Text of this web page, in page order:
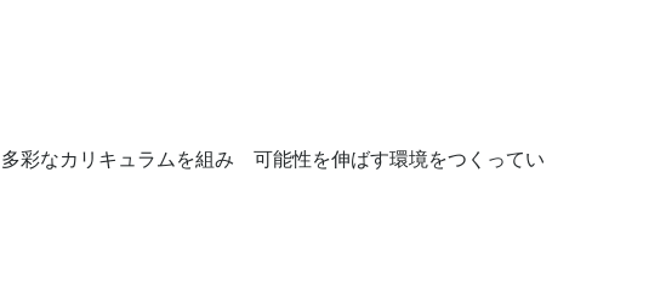
彩なカリキュラムを組み　可能性を伸ばす環境をつくってい